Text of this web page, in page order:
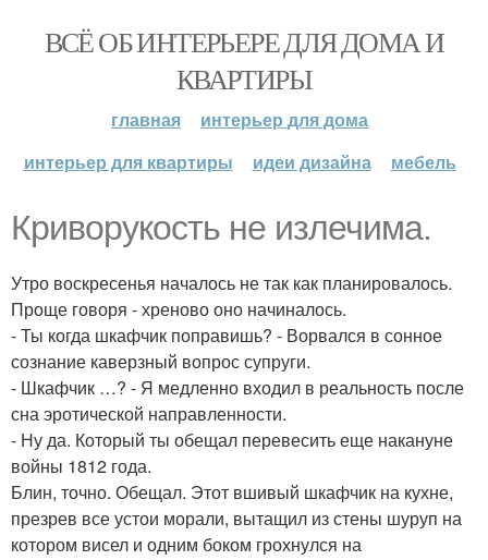
ВСЁ ОБ ИНТЕРЬЕРЕ ДЛЯ ДОМА И
КВАРТИРЫ
главная
интерьер для дома
интерьер для квартиры
идеи дизайна мебель
Криворукость не излечима.
Утро воскресенья началось не так как планировалось.
Проще говоря - хреново оно начиналось.
- Ты когда шкафчик поправишь? - Ворвался в сонное
сознание каверзный вопрос супруги.
- Шкафчик …? - Я медленно входил в реальность после
сна эротической направленности.
- Ну да. Который ты обещал перевесить еще накануне
войны 1812 года.
Блин, точно. Обещал. Этот вшивый шкафчик на кухне,
презрев все устои морали, вытащил из стены шуруп на
котором висел и одним боком грохнулся на